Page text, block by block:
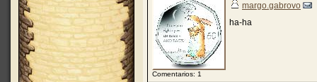
Comentarios: 1
margo.gabrovo
ha-ha